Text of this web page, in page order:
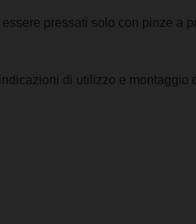
pressati solo con pinze a
di utilizzo e montaggio